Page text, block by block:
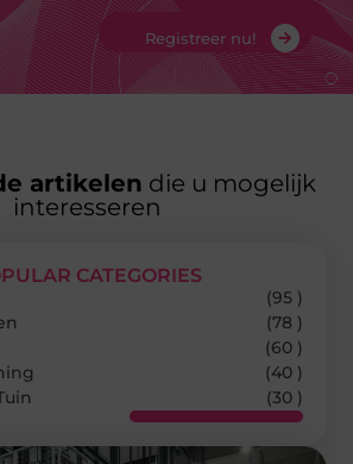
Registreer nu!
artikelen die u mogelijk
interesseren
CATEGORIES
(95 )
(78 )
(60 )
(40 )
(30 )